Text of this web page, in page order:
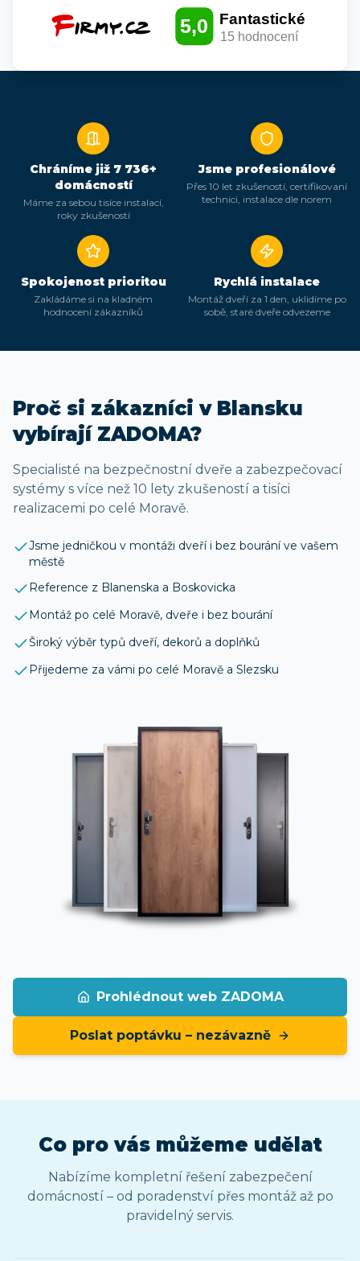
Chráníme již 7 736+
domácností
Máme za sebou tisíce instalací,
roky zkušeností
Jsme profesionálové
Přes 10 let zkušeností, certifikovaní
technici, instalace dle norem
Spokojenost prioritou
Zakládáme si na kladném
hodnocení zákazníků
Rychlá instalace
Montáž dveří za 1 den, uklidíme po
sobě, staré dveře odvezeme
Proč si zákazníciv Blansku
vybírají ZADOMA?
Specialisté na bezpečnostní dveře a zabezpečovací
systémy s více než 10 lety zkušeností a tisíci
realizacemi po celé Moravě.
Jsme jedničkou v montáži dveří i bez bourání ve vašem
městě
Reference z Blanenska a Boskovicka
Montáž po celé Moravě, dveře i bez bourání
Široký výběr typů dveří, dekorů a doplňků
Přijedeme za vámi po celé Moravě a Slezsku
Prohlédnout web ZADOMA
Poslat poptávku – nezávazně
Co pro vás můžeme udělat
Nabízíme kompletní řešení zabezpečení
domácností – od poradenství přes montáž až po
pravidelný servis.